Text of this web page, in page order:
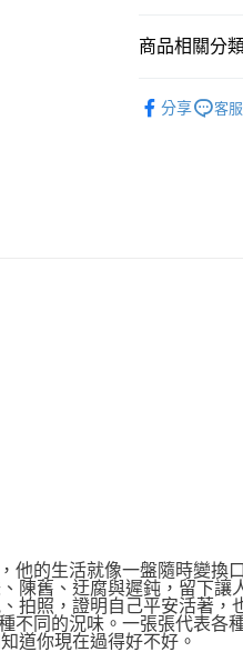
付款後7-11取
宅配
商品相關分
分享 客服
他的生活就像一盤隨時變換
陳舊、迂腐與遲鈍，留下讓
拍照，證明自己平安活著，
不同的況味。一張張代表各
道你現在過得好不好。